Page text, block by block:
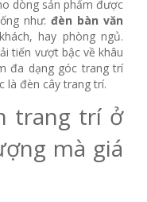
dòng sản phẩm được
như: đèn bàn văn
hay phòng ngủ.
tiến vượt bậc về khâu
đa dạng góc trang trí
là đèn cây trang trí.
trang trí ở
mà giá